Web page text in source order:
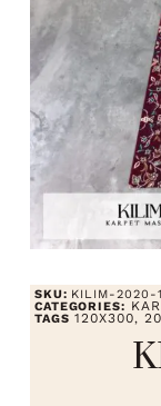
SKU: KILIM-2020-
CATEGORIES:
TAGS 120X300,